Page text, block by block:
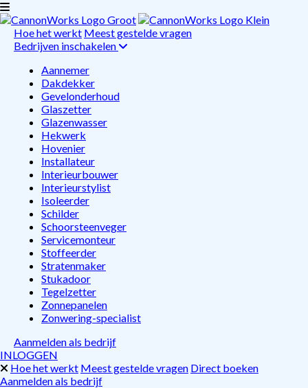
Hoe het werkt Meest gestelde vragen
Bedrijven inschakelen
Aannemer
Dakdekker
Gevelonderhoud
Glaszetter
Glazenwasser
Hekwerk
Hovenier
Installateur
Interieurbouwer
Interieurstylist
Isoleerder
Schilder
Schoorsteenveger
Servicemonteur
Stoffeerder
Stratenmaker
Stukadoor
Tegelzetter
Zonnepanelen
Zonwering-specialist
Aanmelden als bedrijf
INLOGGEN
Hoe het werkt Meest gestelde vragen Direct boeken
Aanmelden als bedrijf